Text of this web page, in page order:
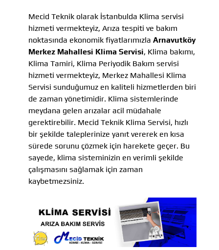
Mecid Teknik olarak İstanbulda Klima servisi
hizmeti vermekteyiz, Arıza tespiti ve bakım
noktasında ekonomik fiyatlarımızla Arnavutköy
Merkez Mahallesi Klima Servisi, Klima bakımı,
Klima Tamiri, Klima Periyodik Bakım servisi
hizmeti vermekteyiz, Merkez Mahallesi Klima
Servisi sunduğumuz en kaliteli hizmetlerden biri
de zaman yönetimidir. Klima sistemlerinde
meydana gelen arızalar acil müdahale
gerektirebilir. Mecid Teknik Klima Servisi, hızlı
bir şekilde taleplerinize yanıt vererek en kısa
sürede sorunu çözmek için harekete geçer. Bu
sayede, klima sisteminizin en verimli şekilde
çalışmasını sağlamak için zaman
kaybetmezsiniz.